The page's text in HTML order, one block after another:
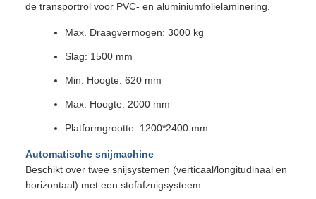
de transportrol voor PVC- en aluminiumfolielaminering.
Max. Draagvermogen: 3000 kg
Slag: 1500 mm
Min. Hoogte: 620 mm
Max. Hoogte: 2000 mm
Platformgrootte: 1200*2400 mm
Automatische snijmachine
Beschikt over twee snijsystemen (verticaal/longitudinaal en
horizontaal) met een stofafzuigsysteem.